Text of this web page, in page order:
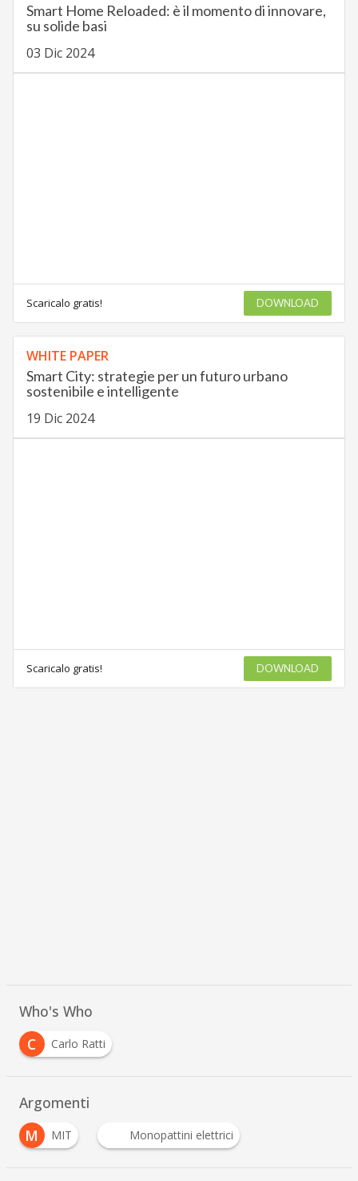
Smart Home Reloaded: è il momento di innovare,
su solide basi
03 Dic 2024
Scaricalo gratis! DOWNLOAD
WHITE PAPER
Smart City: strategie per un futuro urbano
sostenibile e intelligente
19 Dic 2024
Scaricalo gratis! DOWNLOAD
Who's Who
C
Carlo Ratti
Argomenti
M
MIT Monopattini elettrici